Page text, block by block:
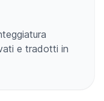
e tradotti in